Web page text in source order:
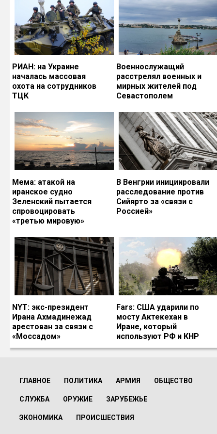
РИАН: на Украине
началась массовая
охота на сотрудников
ТЦК
Военнослужащий
расстрелял военных и
мирных жителей под
Севастополем
Мема: атакой на
иранское судно
Зеленский пытается
спровоцировать
«третью мировую»
В Венгрии инициировали
расследование против
Сийярто за «связи с
Россией»
NYT: экс-президент
Ирана Ахмадинежад
арестован за связи с
«Моссадом»
Fars: США ударили по
мосту Актекехан в
Иране, который
используют РФ и КНР
ГЛАВНОЕ ПОЛИТИКА АРМИЯ ОБЩЕСТВО
СЛУЖБА ОРУЖИЕ ЗАРУБЕЖЬЕ
ЭКОНОМИКА ПРОИСШЕСТВИЯ